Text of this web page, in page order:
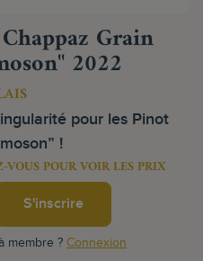
Grain
2022
pour les Pinot
!
VOUS POUR VOIR LES PRIX
S'inscrire
membre ? Connexion